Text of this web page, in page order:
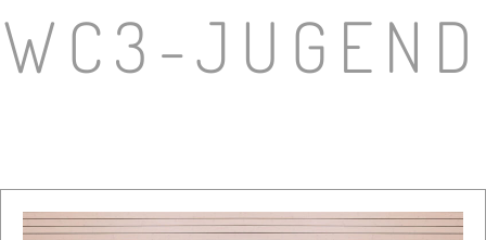
WC3-JUGEND